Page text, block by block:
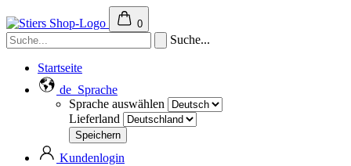
0
Suche...
Startseite
de Sprache
Sprache auswählen
Lieferland
Kundenlogin